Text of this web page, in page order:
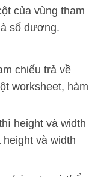
của vùng tham
số dương.
chiếu trả về
worksheet, hàm
height và width
và width